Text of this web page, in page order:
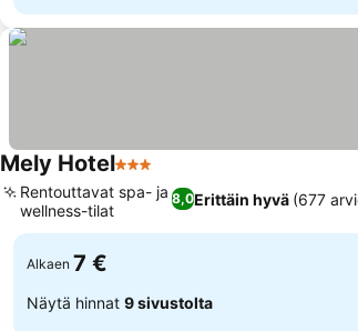
Mely Hotel3 Tähtiluokitus
8,0Erittäin hyvä (677
Rentouttavat spa- ja
wellness-tilat
Alkaen 7 €
Näytä hinnat 9 sivustolta